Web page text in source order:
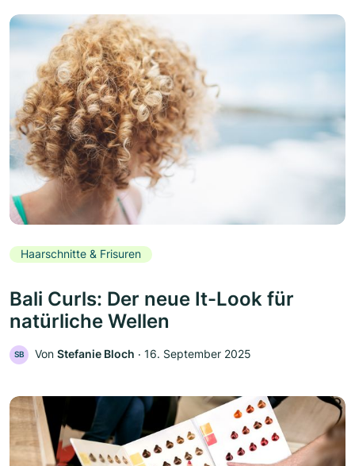
Haarschnitte & Frisuren
Bali Curls: Der neue It-Look für
natürliche Wellen
SB Von Stefanie Bloch ‧ 16. September 2025